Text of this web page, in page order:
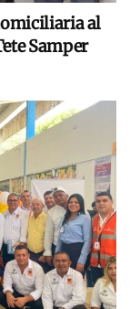
al
Samper